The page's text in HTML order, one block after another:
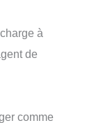
à
de
comme